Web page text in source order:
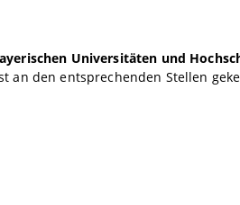
Universitäten und
an den entsprechenden Stellen